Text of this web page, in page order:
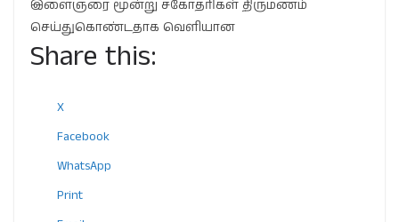
இளைஞரை மூன்று சகோதரிகள் திருமணம்
செய்துகொண்டதாக வெளியான
Share this:
X
Facebook
WhatsApp
Print